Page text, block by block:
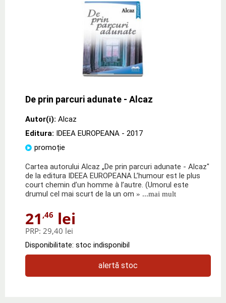
De prin parcuri adunate - Alcaz
Autor(i): Alcaz
Editura: IDEEA EUROPEANA - 2017
promoție
Cartea autorului Alcaz „De prin parcuri adunate - Alcaz"
de la editura IDEEA EUROPEANA L’humour est le plus
court chemin d’un homme à l’autre. (Umorul este
drumul cel mai scurt de la un om » ...mai mult
21 ,46 lei
PRP: 29,40 lei
Disponibilitate: stoc indisponibil
alertă stoc